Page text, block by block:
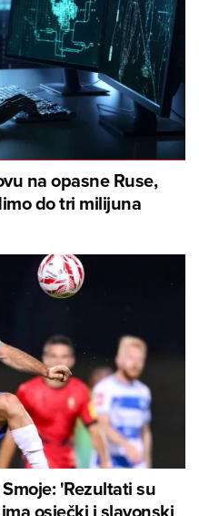
na opasne Ruse,
do tri milijuna
'Rezultati su